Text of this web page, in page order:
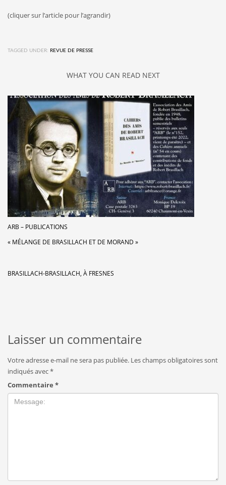
(cliquer sur l’article pour l’agrandir)
TAGGED UNDER: REVUE DE PRESSE
WHAT YOU CAN READ NEXT
ARB – PUBLICATIONS
« MÉLANGE DE BRASILLACH ET DE MORAND »
BRASILLACH-BRASILLACH, À FRESNES
Laisser un commentaire
Votre adresse e-mail ne sera pas publiée. Les champs obligatoires sont
indiqués avec*
Commentaire *